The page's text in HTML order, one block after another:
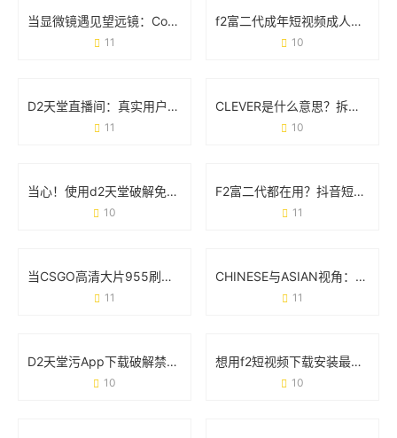
当显微镜遇见望远镜：Cosmos里藏着多少你不知道的事
11
f2富二代成年短视频成人版：一场流量狂欢下的争议与真相
10
D2天堂直播间：真实用户都在看什么？这些功能你可能不知道
11
CLEVER是什么意思？拆解它的多重含义与实用场景
10
当心！使用d2天堂破解免费版可能让你付出这些代价
10
F2富二代都在用？抖音短视频官方破解版到底是个啥？
11
当CSGO高清大片955刷屏时 玩家们到底在讨论什么？
11
CHINESE与ASIAN视角：GAY群体在XXX文化中的真实处境
11
D2天堂污App下载破解禁黄版背后：你需要知道的真相与风险
10
想用f2短视频下载安装最新版下载app？先看完这篇避坑指南！
10